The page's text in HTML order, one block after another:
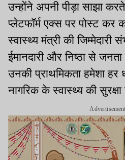
उन्होंने अपनी पीड़ा साझा
प्लेटफॉर्म एक्स पर पोस्ट कर
स्वास्थ्य मंत्री की जिम्मेदारी
ईमानदारी और निष्ठा से
उनकी प्राथमिकता हमेशा हर
नागरिक के स्वास्थ्य की सुरक्षा
Advertisement